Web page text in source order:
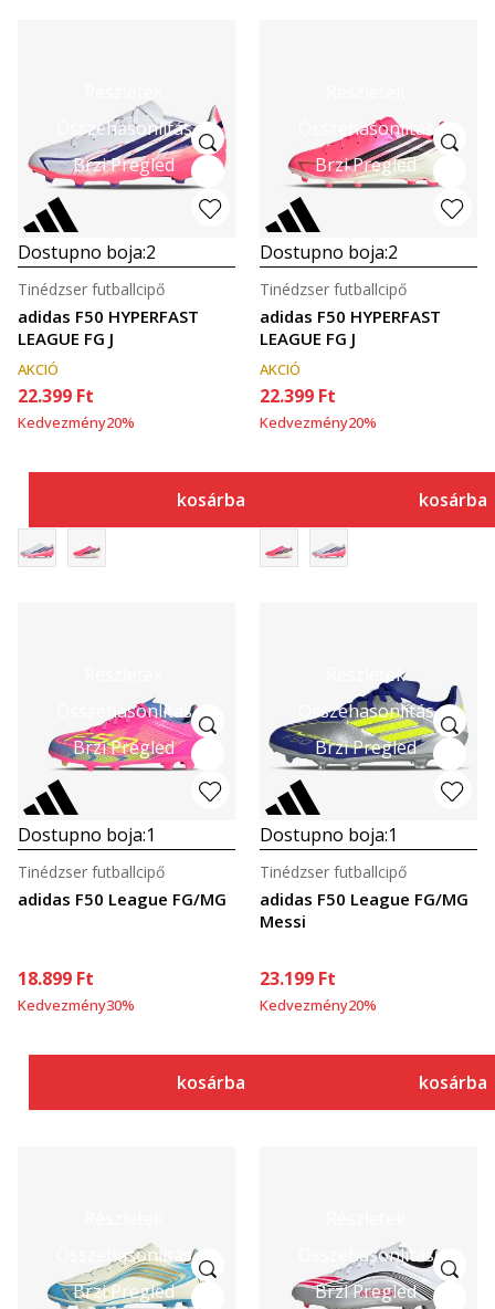
Összehasonlítás
Brzi Pregled
Dostupno boja:2
adidas F50 HYPERFAST
LEAGUE FG J
Tinédzser futballcipő
AKCIÓ
22.399 Ft
Kedvezmény20%
kosárba
Összehasonlítás
Brzi Pregled
Dostupno boja:2
adidas F50 HYPERFAST
LEAGUE FG J
Tinédzser futballcipő
AKCIÓ
22.399 Ft
Kedvezmény20%
kosárba
Összehasonlítás
Brzi Pregled
Dostupno boja:1
adidas F50 League FG/MG
Tinédzser futballcipő
18.899 Ft
Kedvezmény30%
kosárba
Részletek
Összehasonlítás
Brzi Pregled
Dostupno boja:1
adidas F50 League FG/MG
Messi
Tinédzser futballcipő
23.199 Ft
Kedvezmény20%
kosárba
Összehasonlítás
Brzi Pregled
Összehasonlítás
Brzi Pregled